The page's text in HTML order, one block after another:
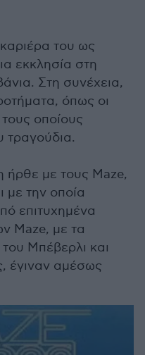
του ως
εκκλησία στη
Στη συνέχεια,
όπως οι
οποίους
ήρθε με τους Maze,
με την οποία
επιτυχημένα
Maze, με τα
Μπέβερλι και
έγιναν αμέσως